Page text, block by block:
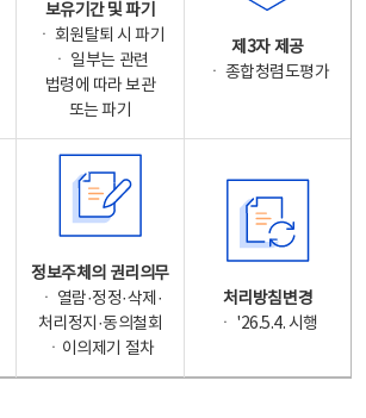
보유기간 및 파기
ㆍ 회원탈퇴 시 파기
ㆍ 일부는 관련
법령에 따라 보관
또는 파기
제3자 제공
ㆍ 종합청렴도평가
정보주체의 권리의무
ㆍ 열람·정정·삭제·
처리정지·동의철회
ㆍ이의제기 절차
처리방침변경
ㆍ '26.5.4. 시행